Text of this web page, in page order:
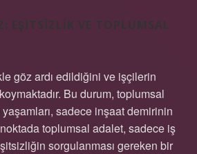
EŞITSIZLIK VE TOPLUMSAL
göz ardı edildiğini ve işçilerin
Bu durum, toplumsal
sadece inşaat demirinin
toplumsal adalet, sadece iş
sorgulanması gereken bir